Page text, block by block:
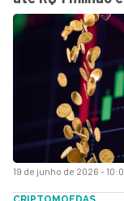
19 de junho de 2026 -